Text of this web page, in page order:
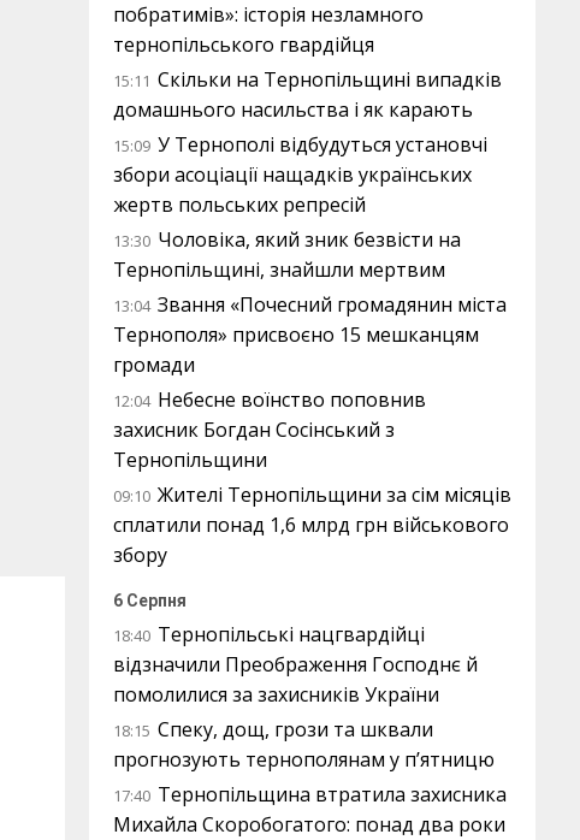
побратимів»: історія незламного
тернопільського гвардійця
15:11 Скільки на Тернопільщині випадків
домашнього насильства і як карають
15:09 У Тернополі відбудуться установчі
збори асоціації нащадків українських
жертв польських репресій
13:30 Чоловіка, який зник безвісти на
Тернопільщині, знайшли мертвим
13:04 Звання «Почесний громадянин міста
Тернополя» присвоєно 15 мешканцям
громади
12:04 Небесне воїнство поповнив
захисник Богдан Сосінський з
Тернопільщини
09:10 Жителі Тернопільщини за сім місяців
сплатили понад 1,6 млрд грн військового
збору
6 Серпня
18:40 Тернопільські нацгвардійці
відзначили Преображення Господнє й
помолилися за захисників України
18:15 Спеку, дощ, грози та шквали
прогнозують тернополянам у п’ятницю
17:40 Тернопільщина втратила захисника
Михайла Скоробогатого: понад два роки